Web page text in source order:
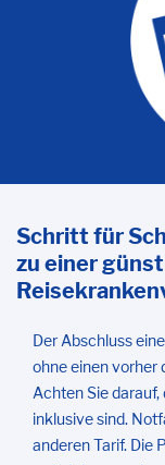
Schritt für
zu einer
Der Abschluss
ohne einen
Achten Sie
inklusive sind.
anderen Tarif. Die